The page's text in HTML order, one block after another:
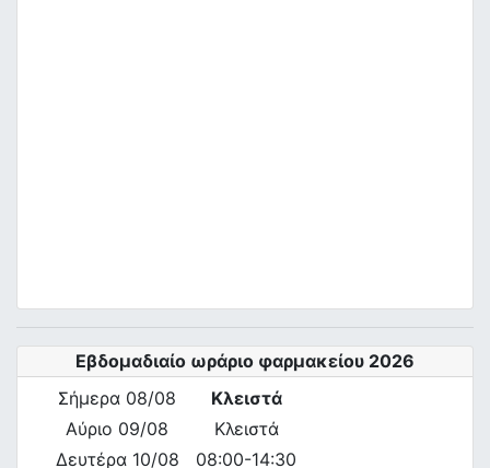
Εβδομαδιαίο ωράριο φαρμακείου 2026
Σήμερα 08/08
Κλειστά
Αύριο 09/08
Κλειστά
Δευτέρα 10/08
08:00-14:30